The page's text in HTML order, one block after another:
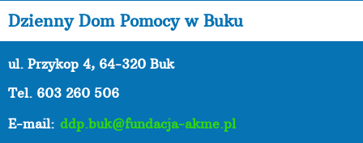
Dzienny Dom Pomocy w Buku
ul. Przykop 4, 64-320 Buk
Tel. 603 260 506
E-mail: ddp.buk@fundacja-akme.pl